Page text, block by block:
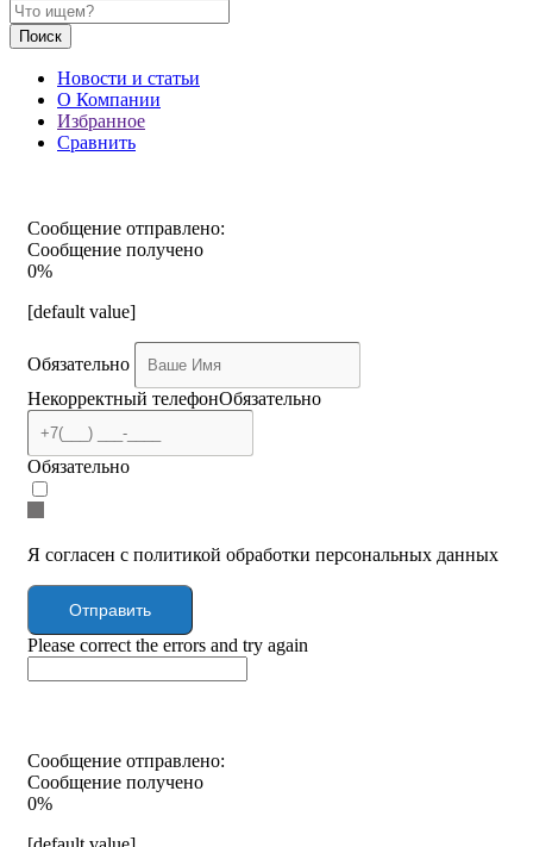
Поиск
Новости и статьи
О Компании
Избранное
Сравнить
Сообщение отправлено:
Сообщение получено
0%
[default value]
Обязательно
Некорректный телефонОбязательно
Обязательно
Я согласен с политикой обработки персональных данных
Отправить
Please correct the errors and try again
Сообщение отправлено:
Сообщение получено
0%